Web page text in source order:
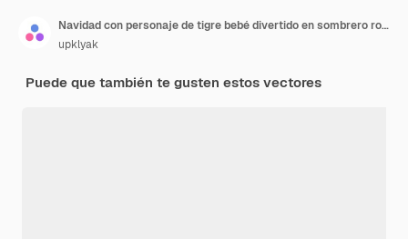
Navidad con personaje de tigre bebé divertido en sombrero rojo de Santa Claus, con caja de regalo y pancarta de saludo. Ilustración de dibujos animados vector de lindo gatito se cuela cerca del presente con arco y guirnalda
upklyak
Puede que también te gusten estos vectores